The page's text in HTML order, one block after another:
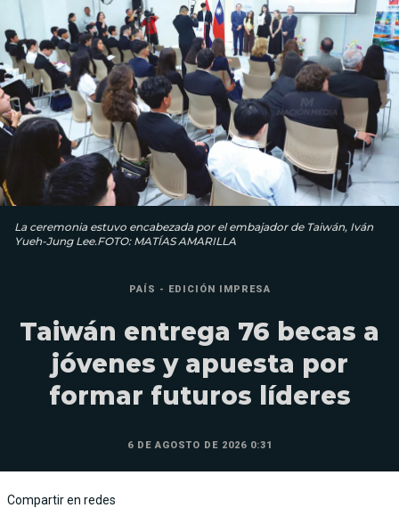
La ceremonia estuvo encabezada por el embajador de Taiwán, Iván
Yueh-Jung Lee.FOTO: MATÍAS AMARILLA
PAÍS - EDICIÓN IMPRESA
Taiwán entrega 76 becas a
jóvenes y apuesta por
formar futuros líderes
6 DE AGOSTO DE 2026 0:31
Compartir en redes